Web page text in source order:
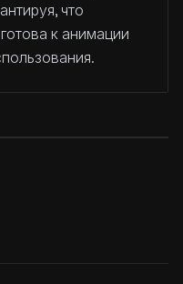
что
к анимации